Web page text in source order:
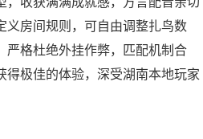
义房间规则，可自由调整扎鸟数
严格杜绝外挂作弊，匹配机制合
极佳的体验，深受湖南本地玩家